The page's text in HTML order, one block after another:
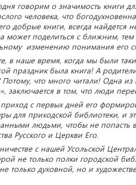
говорим о значимость книги
человека, что
добрые книги, всегда найдется
может поделиться с ближним,
изменению понимания его
в наше время, когда мы были
праздник была книга! А
Потому, что много читали! Одна
заключается в том, что люди
с первых дней его
для приходской библиотеки, и
людьми, чтобы не попасть
Русского и Церкви Его.
с нашей Усольской
не только полки городской
только духовной, но и